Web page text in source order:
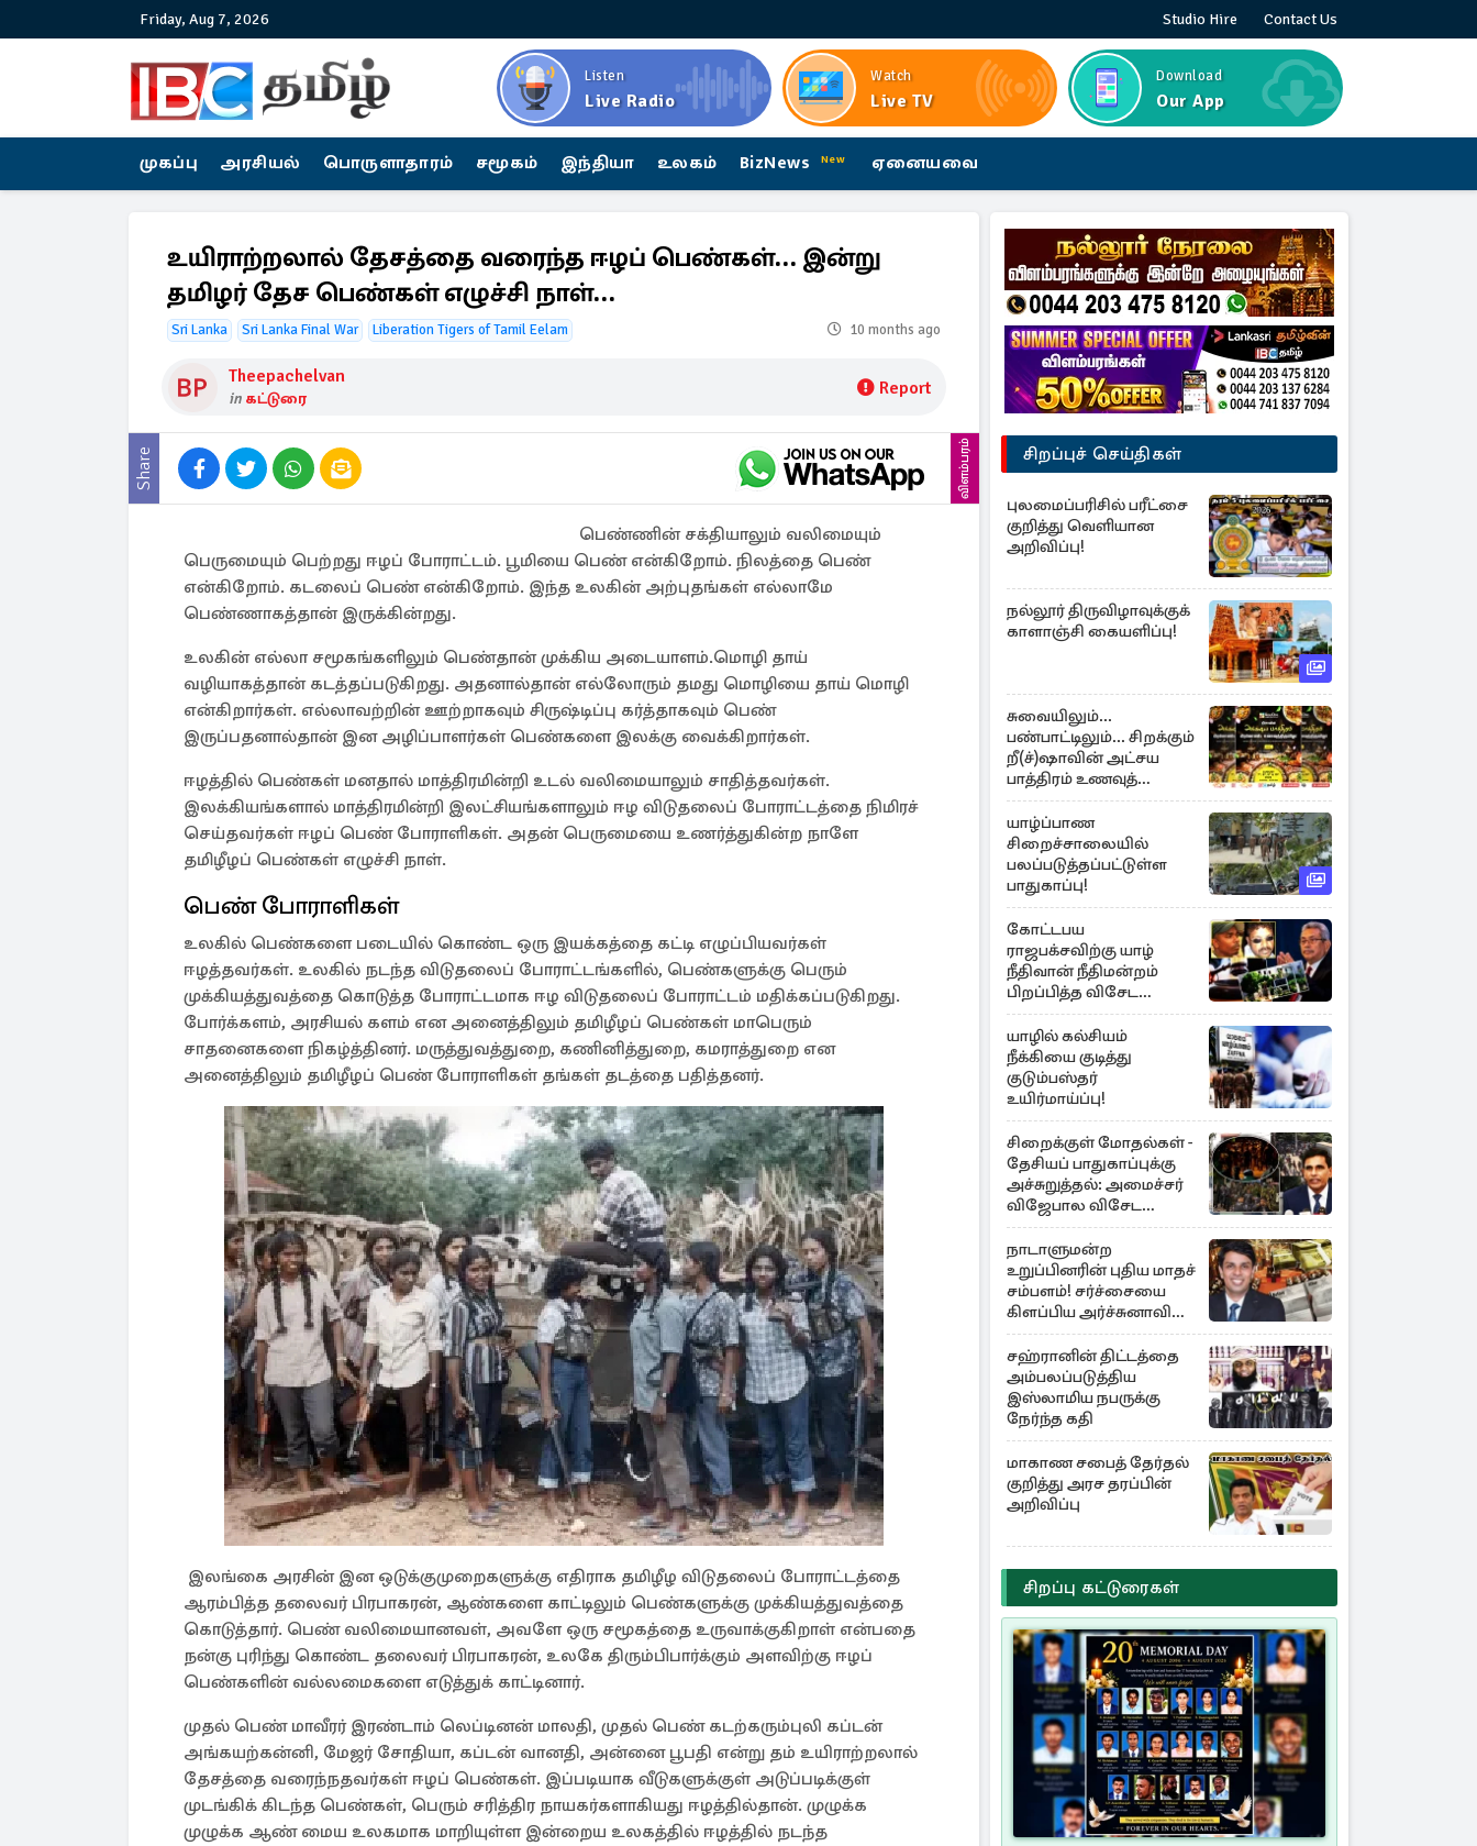
Friday, Aug 7, 2026 Studio Hire Contact Us
Listen
Live Radio
Watch
Live TV
Download
Our App
முகப்பு அரசியல் பொருளாதாரம் சமூகம் இந்தியா உலகம் BizNews New ஏனையவை
உயிராற்றலால் தேசத்தை வரைந்த ஈழப் பெண்கள்… இன்று
தமிழர் தேச பெண்கள் எழுச்சி நாள்…
Sri Lanka Sri Lanka Final War Liberation Tigers of Tamil Eelam 10 months ago
Theepachelvan
in கட்டுரை Report
Share விளம்பரம்
பெண்ணின் சக்தியாலும் வலிமையும்
பெருமையும் பெற்றது ஈழப் போராட்டம். பூமியை பெண் என்கிறோம். நிலத்தை பெண்
என்கிறோம். கடலைப் பெண் என்கிறோம். இந்த உலகின் அற்புதங்கள் எல்லாமே
பெண்ணாகத்தான் இருக்கின்றது.
உலகின் எல்லா சமூகங்களிலும் பெண்தான் முக்கிய அடையாளம்.மொழி தாய்
வழியாகத்தான் கடத்தப்படுகிறது. அதனால்தான் எல்லோரும் தமது மொழியை தாய் மொழி
என்கிறார்கள். எல்லாவற்றின் ஊற்றாகவும் சிருஷ்டிப்பு கர்த்தாகவும் பெண்
இருப்பதனால்தான் இன அழிப்பாளர்கள் பெண்களை இலக்கு வைக்கிறார்கள்.
ஈழத்தில் பெண்கள் மனதால் மாத்திரமின்றி உடல் வலிமையாலும் சாதித்தவர்கள்.
இலக்கியங்களால் மாத்திரமின்றி இலட்சியங்களாலும் ஈழ விடுதலைப் போராட்டத்தை நிமிரச்
செய்தவர்கள் ஈழப் பெண் போராளிகள். அதன் பெருமையை உணர்த்துகின்ற நாளே
தமிழீழப் பெண்கள் எழுச்சி நாள்.
பெண் போராளிகள்
உலகில் பெண்களை படையில் கொண்ட ஒரு இயக்கத்தை கட்டி எழுப்பியவர்கள்
ஈழத்தவர்கள். உலகில் நடந்த விடுதலைப் போராட்டங்களில், பெண்களுக்கு பெரும்
முக்கியத்துவத்தை கொடுத்த போராட்டமாக ஈழ விடுதலைப் போராட்டம் மதிக்கப்படுகிறது.
போர்க்களம், அரசியல் களம் என அனைத்திலும் தமிழீழப் பெண்கள் மாபெரும்
சாதனைகளை நிகழ்த்தினர். மருத்துவத்துறை, கணினித்துறை, கமராத்துறை என
அனைத்திலும் தமிழீழப் பெண் போராளிகள் தங்கள் தடத்தை பதித்தனர்.
இலங்கை அரசின் இன ஒடுக்குமுறைகளுக்கு எதிராக தமிழீழ விடுதலைப் போராட்டத்தை
ஆரம்பித்த தலைவர் பிரபாகரன், ஆண்களை காட்டிலும் பெண்களுக்கு முக்கியத்துவத்தை
கொடுத்தார். பெண் வலிமையானவள், அவளே ஒரு சமூகத்தை உருவாக்குகிறாள் என்பதை
நன்கு புரிந்து கொண்ட தலைவர் பிரபாகரன், உலகே திரும்பிபார்க்கும் அளவிற்கு ஈழப்
பெண்களின் வல்லமைகளை எடுத்துக் காட்டினார்.
முதல் பெண் மாவீரர் இரண்டாம் லெப்டினன் மாலதி, முதல் பெண் கடற்கரும்புலி கப்டன்
அங்கயற்கன்னி, மேஜர் சோதியா, கப்டன் வானதி, அன்னை பூபதி என்று தம் உயிராற்றலால்
தேசத்தை வரைந்நதவர்கள் ஈழப் பெண்கள். இப்படியாக வீடுகளுக்குள் அடுப்படிக்குள்
முடங்கிக் கிடந்த பெண்கள், பெரும் சரித்திர நாயகர்களாகியது ஈழத்தில்தான். முழுக்க
முழுக்க ஆண் மைய உலகமாக மாறியுள்ள இன்றைய உலகத்தில் ஈழத்தில் நடந்த
சிறப்புச் செய்திகள்
புலமைப்பரிசில் பரீட்சை
குறித்து வெளியான
அறிவிப்பு!
நல்லூர் திருவிழாவுக்குக்
காளாஞ்சி கையளிப்பு!
சுவையிலும்...
பண்பாட்டிலும்... சிறக்கும்
றீ(ச்)ஷாவின் அட்சய
பாத்திரம் உணவுத்
திருவிழா ஆரம்பம்
யாழ்ப்பாண
சிறைச்சாலையில்
பலப்படுத்தப்பட்டுள்ள
பாதுகாப்பு!
கோட்டபய
ராஜபக்சவிற்கு யாழ்
நீதிவான் நீதிமன்றம்
பிறப்பித்த விசேட
உத்தரவு!
யாழில் கல்சியம்
நீக்கியை குடித்து
குடும்பஸ்தர்
உயிர்மாய்ப்பு!
சிறைக்குள் மோதல்கள் -
தேசியப் பாதுகாப்புக்கு
அச்சுறுத்தல்: அமைச்சர்
விஜேபால விசேட
அறிவிப்பு
நாடாளுமன்ற
உறுப்பினரின் புதிய மாதச்
சம்பளம்! சர்ச்சையை
கிளப்பிய அர்ச்சுனாவின்
அறிக்கை
சஹ்ரானின் திட்டத்தை
அம்பலப்படுத்திய
இஸ்லாமிய நபருக்கு
நேர்ந்த கதி
மாகாண சபைத் தேர்தல்
குறித்து அரச தரப்பின்
அறிவிப்பு
சிறப்பு கட்டுரைகள்